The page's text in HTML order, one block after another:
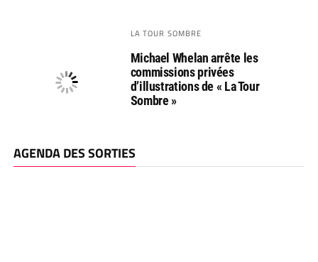
LA TOUR SOMBRE
Michael Whelan arrête les
commissions privées
d’illustrations de « La Tour
Sombre »
AGENDA DES SORTIES